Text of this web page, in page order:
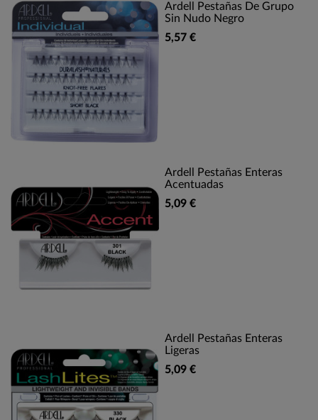
Ardell Pestañas De Grupo
Sin Nudo Negro
5,57 €
Ardell Pestañas Enteras
Acentuadas
5,09 €
Ardell Pestañas Enteras
Ligeras
5,09 €